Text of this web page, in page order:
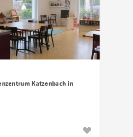
Katzenbach in